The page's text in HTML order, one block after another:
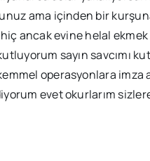
ama içinden bir
ancak evine helal
sayın savcımı
operasyonlara imza
evet okurlarım